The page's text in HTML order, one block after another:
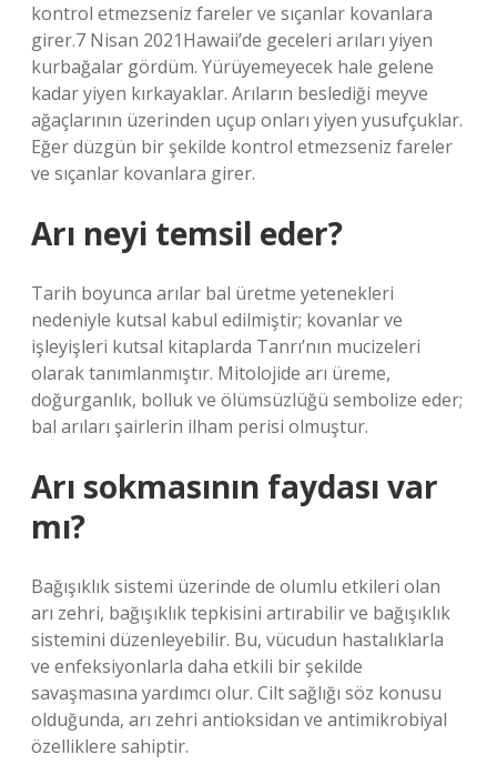
kontrol etmezseniz fareler ve sıçanlar kovanlara
girer.7 Nisan 2021Hawaii’de geceleri arıları yiyen
kurbağalar gördüm. Yürüyemeyecek hale gelene
kadar yiyen kırkayaklar. Arıların beslediği meyve
ağaçlarının üzerinden uçup onları yiyen yusufçuklar.
Eğer düzgün bir şekilde kontrol etmezseniz fareler
ve sıçanlar kovanlara girer.
Arı neyi temsil eder?
Tarih boyunca arılar bal üretme yetenekleri
nedeniyle kutsal kabul edilmiştir; kovanlar ve
işleyişleri kutsal kitaplarda Tanrı’nın mucizeleri
olarak tanımlanmıştır. Mitolojide arı üreme,
doğurganlık, bolluk ve ölümsüzlüğü sembolize eder;
bal arıları şairlerin ilham perisi olmuştur.
Arı sokmasının faydası var
mı?
Bağışıklık sistemi üzerinde de olumlu etkileri olan
arı zehri, bağışıklık tepkisini artırabilir ve bağışıklık
sistemini düzenleyebilir. Bu, vücudun hastalıklarla
ve enfeksiyonlarla daha etkili bir şekilde
savaşmasına yardımcı olur. Cilt sağlığı söz konusu
olduğunda, arı zehri antioksidan ve antimikrobiyal
özelliklere sahiptir.